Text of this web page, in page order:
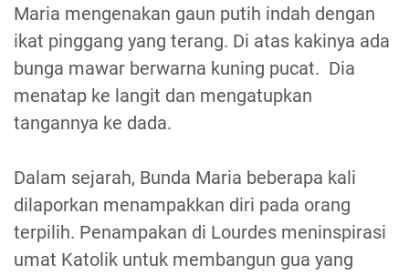
Maria mengenakan gaun putih indah dengan
ikat pinggang yang terang. Di atas kakinya ada
bunga mawar berwarna kuning pucat. Dia
menatap ke langit dan mengatupkan
tangannya ke dada.
Dalam sejarah, Bunda Maria beberapa kali
dilaporkan menampakkan diri pada orang
terpilih. Penampakan di Lourdes meninspirasi
umat Katolik untuk membangun gua yang